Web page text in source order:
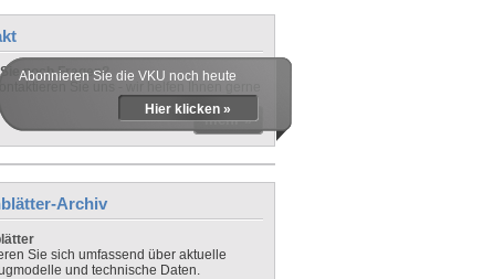
noch Fragen?
Sie uns - wir helfen Ihnen gerne
mehr »
Abonnieren Sie die VKU noch heute
Hier klicken »
Archiv
Sie sich umfassend über aktuelle
und technische Daten.